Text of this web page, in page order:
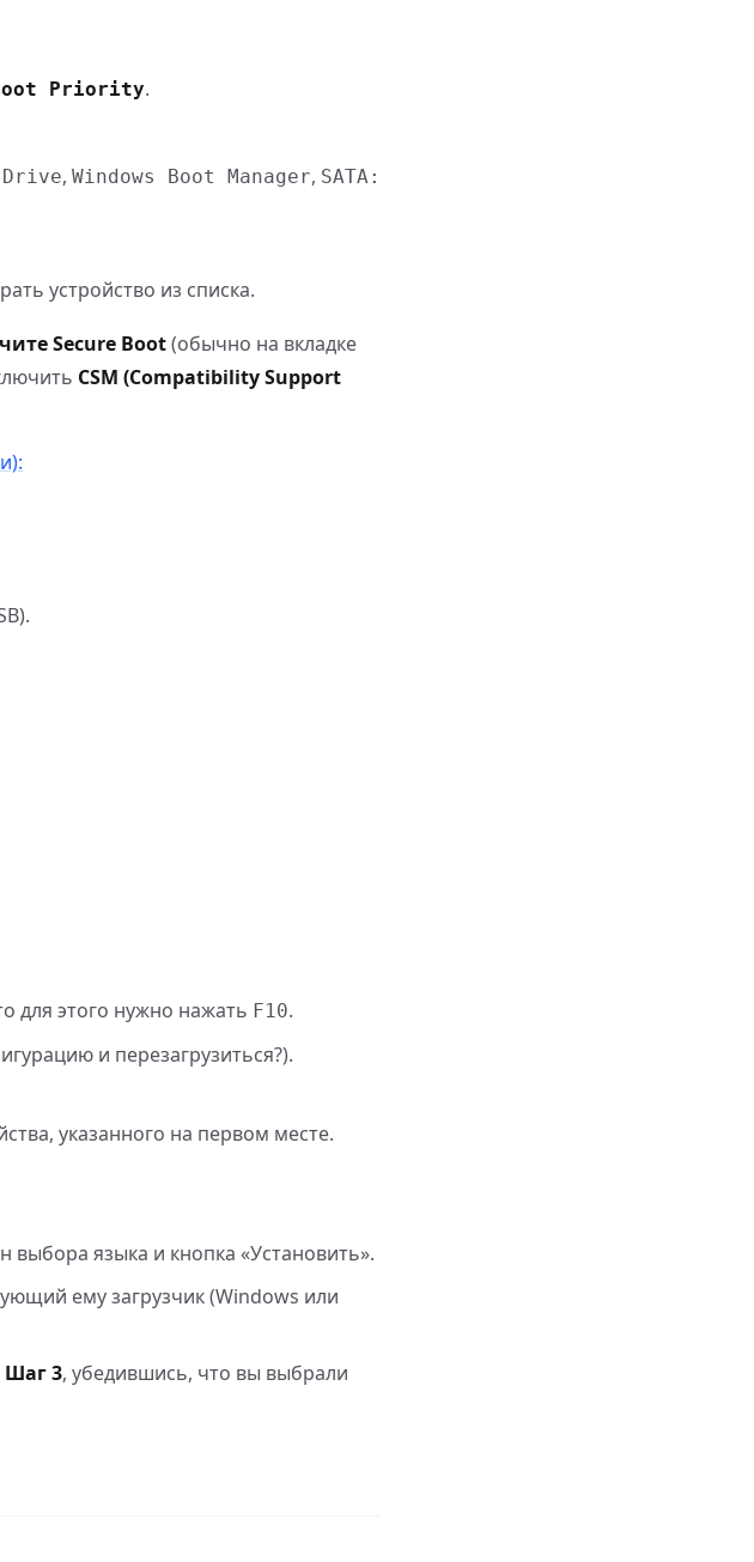
Priority.
Drive, Windows Boot Manager, SATA:
устройство из списка.
Secure Boot(обычно на вкладке
CSM (Compatibility Support
для этого нужно нажать F10.
и перезагрузиться?).
указанного на первом месте.
выбора языка и кнопка «Установить».
ему загрузчик (Windows или
Шаг 3, убедившись, что вы выбрали